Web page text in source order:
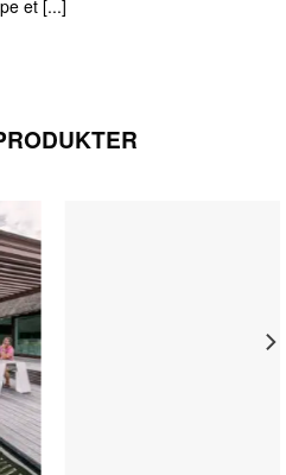
et [...]